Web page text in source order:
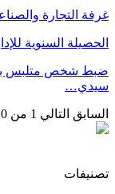
غرفة التجارة
الحصيلة السنوية
ضبط شخص متلبس
سيدي…
السابق التالي 1 من 10
تصنيفات